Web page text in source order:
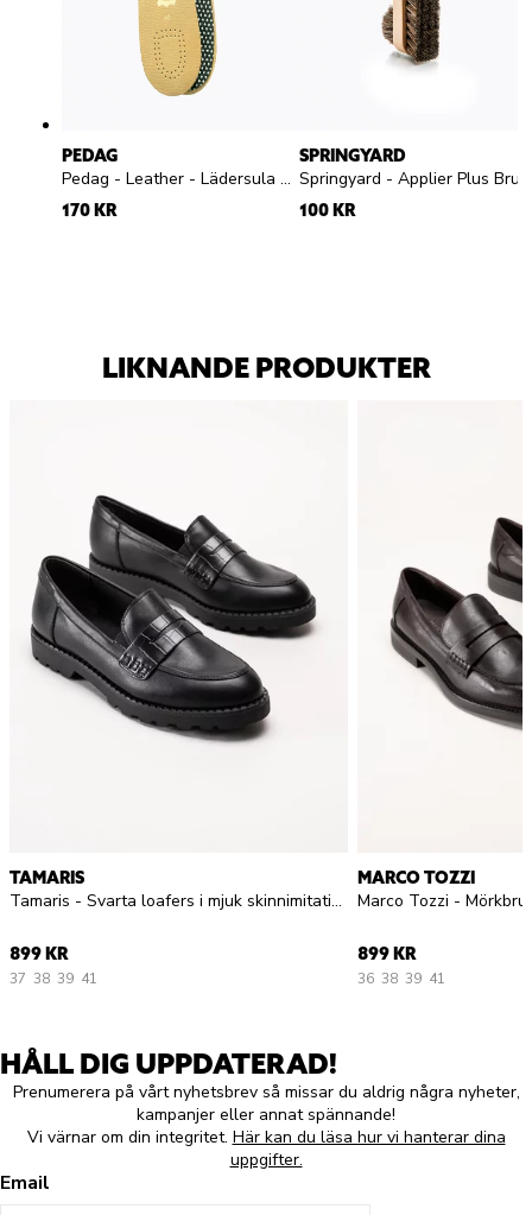
PEDAG
Pedag - Leather - Lädersula med aktivt kol
170 KR
SPRINGYARD
100 KR
LIKNANDE PRODUKTER
TAMARIS
Tamaris - Svarta loafers i mjuk skinnimitation
899 KR
37 38 39 41
MARCO TOZZI
Marco Tozzi -
899 KR
36 38 39 41
HÅLL DIG UPPDATERAD!
Prenumerera på vårt nyhetsbrev så missar du aldrig några nyheter,
kampanjer eller annat spännande!
Vi värnar om din integritet. Här kan du läsa hur vi hanterar dina
uppgifter.
Email